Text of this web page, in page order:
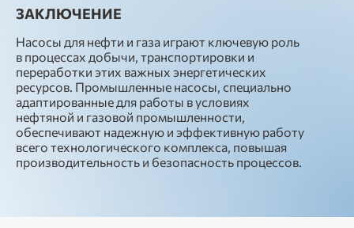
ЗАКЛЮЧЕНИЕ
Насосы для нефти и газа играют ключевую роль
в процессах добычи, транспортировки и
переработки этих важных энергетических
ресурсов. Промышленные насосы, специально
адаптированные для работы в условиях
нефтяной и газовой промышленности,
обеспечивают надежную и эффективную работу
всего технологического комплекса, повышая
производительность и безопасность процессов.